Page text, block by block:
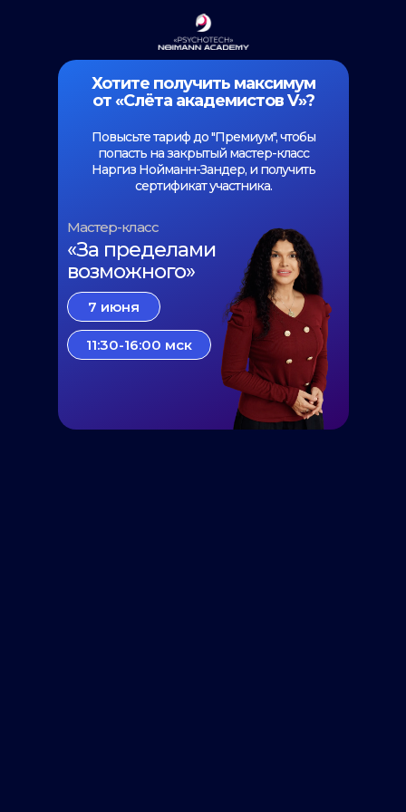
Хотите получить максимум
от «Слёта академистов V»?
«За пределами
возможного»
Повысьте тариф до "Премиум", чтобы
попасть на закрытый мастер-класс
Наргиз Нойманн-Зандер, и получить
сертификат участника.
Мастер-класс
7 июня
11:30-16:00 мск